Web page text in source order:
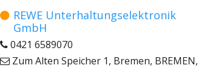
REWE Unterhaltungselektronik
GmbH
0421 6589070
Zum Alten Speicher 1, Bremen, BREMEN,